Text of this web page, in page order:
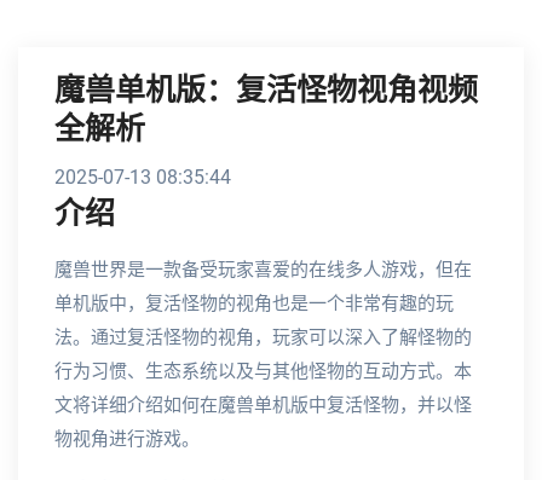
魔兽单机版：复活怪物视角视频
全解析
2025-07-13 08:35:44
介绍
魔兽世界是一款备受玩家喜爱的在线多人游戏，但在
单机版中，复活怪物的视角也是一个非常有趣的玩
法。通过复活怪物的视角，玩家可以深入了解怪物的
行为习惯、生态系统以及与其他怪物的互动方式。本
文将详细介绍如何在魔兽单机版中复活怪物，并以怪
物视角进行游戏。